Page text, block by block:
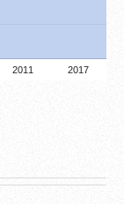
2011 2017